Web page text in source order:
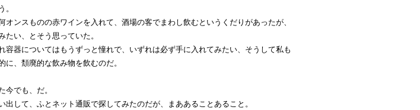
。
オンスものの赤ワインを入れて、酒場の客でまわし飲むというくだりがあったが、
たい、とそう思っていた。
容器についてはもうずっと憧れで、いずれは必ず手に入れてみたい、そうして私も
に、頽廃的な飲み物を飲むのだ。
今でも、だ。
出して、ふとネット通販で探してみたのだが、まああることあること。